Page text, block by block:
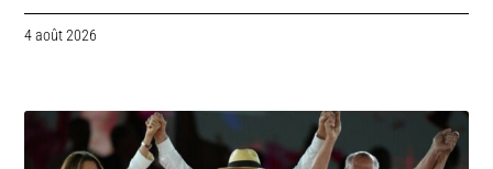
4 août 2026